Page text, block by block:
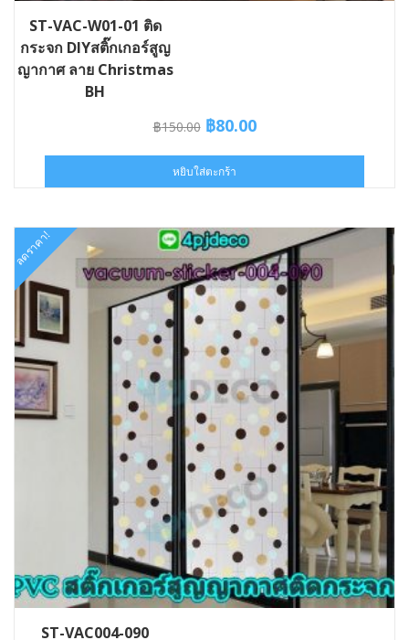
ST-VAC-W01-01 ติด
กระจก DIYสติ๊กเกอร์สูญ
ญากาศ ลาย Christmas
BH
฿150.00 Original
was:
฿80.00Current
หยิบใส่ตะกร้า
ลดราคา!
ST-VAC004-090